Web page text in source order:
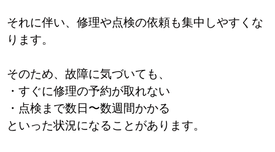
それに伴い、修理や点検の依頼も集中しやすくな
ります。
そのため、故障に気づいても、
・すぐに修理の予約が取れない
・点検まで数日〜数週間かかる
といった状況になることがあります。